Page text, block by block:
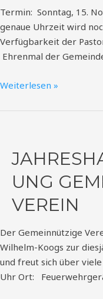
Termin: Sonntag, 15.
genaue Uhrzeit wird
Verfügbarkeit der
Ehrenmal der
Weiterlesen »
UNG
VEREIN
Der Gemeinnützige
Wilhelm-Koogs zur
und freut sich über
Uhr Ort: